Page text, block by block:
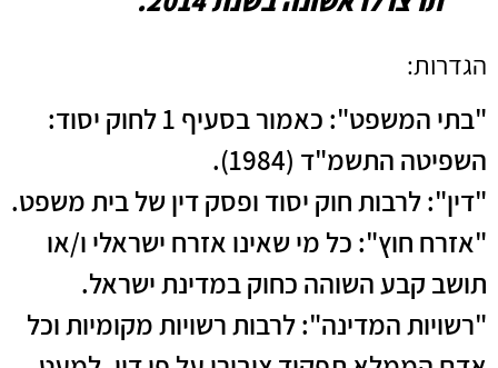
הגדרות:
"בתי המשפט": כאמור בסעיף 1 לחוק יסוד:
השפיטה התשמ"ד (1984).
"דין": לרבות חוק יסוד ופסק דין של בית משפט.
"אזרח חוץ": כל מי שאינו אזרח ישראלי ו/או
תושב קבע השוהה כחוק במדינת ישראל.
"רשויות המדינה": לרבות רשויות מקומיות וכל